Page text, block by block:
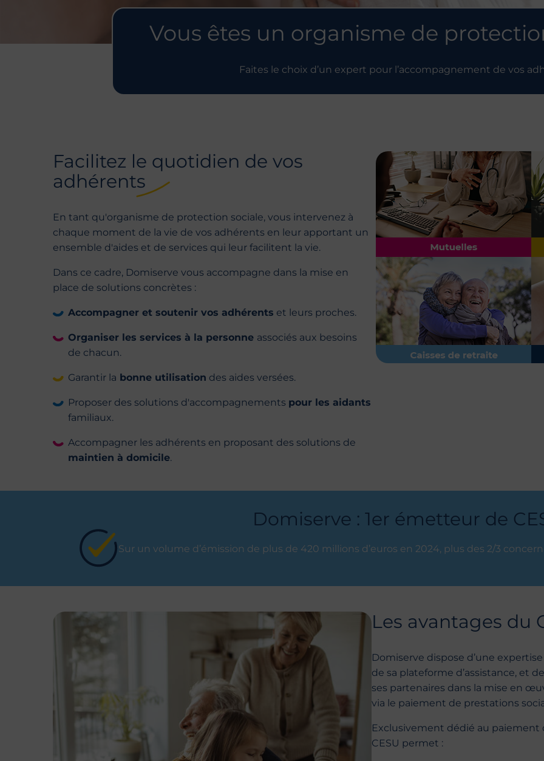
Vous êtes un organisme de
Faites le choix d’un expert pour l’accompagnement de vos
Facilitez le quotidien de vos
adhérents
En tant qu'organisme de protection sociale, vous intervenez à
chaque moment de la vie de vos adhérents en leur apportant un
ensemble d'aides et de services qui leur facilitent la vie.
Dans ce cadre, Domiserve vous accompagne dans la mise en
place de solutions concrètes :
Accompagner et soutenir vos adhérents et leurs proches.
Organiser les services à la personne associés aux besoins
de chacun.
Garantir la bonne utilisation des aides versées.
Proposer des solutions d'accompagnements pour les aidants
familiaux.
Accompagner les adhérents en proposant des solutions de
maintien à domicile.
Domiserve : 1er émetteur de
Sur un volume d’émission de plus de 420 millions d’euros en 2024, plus des 2/3
Les avantages du
Domiserve dispose d’une
de sa plateforme d’assistance, et
ses partenaires dans la mise en
via le paiement de prestations
Exclusivement dédié au paiement
CESU permet :